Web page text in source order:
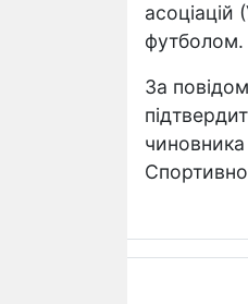
асоціацій
футболом.
За